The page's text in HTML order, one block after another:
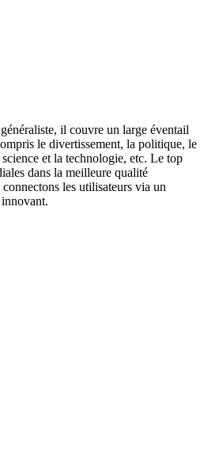
il couvre un large éventail
le divertissement, la politique, le
et la technologie, etc. Le top
dans la meilleure qualité
les utilisateurs via un